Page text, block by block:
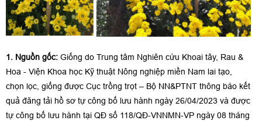
1. Nguồn gốc: Giống do Trung tâm Nghiên cứu Khoai tây, Rau &
Hoa - Viện Khoa học Kỹ thuật Nông nghiệp miền Nam lai tạo,
chọn lọc, giống được Cục trồng trọt – Bộ NN&PTNT thông báo kết
quả đăng tải hồ sơ tự công bố lưu hành ngày 26/04/2023 và được
tự công bố lưu hành tại QĐ số 118/QĐ-VNNMN-VP ngày 08 tháng